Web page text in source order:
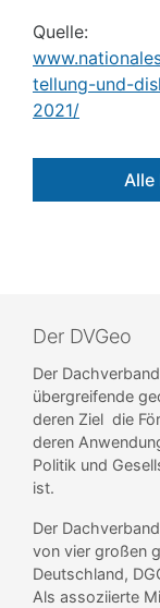
Quelle:
tellung-und-
2021/
Alle
Der DVGeo
Der
übergreifende
deren Ziel die
deren
Politik und
ist.
Der
von vier großen
Deutschland,
Als assoziierte